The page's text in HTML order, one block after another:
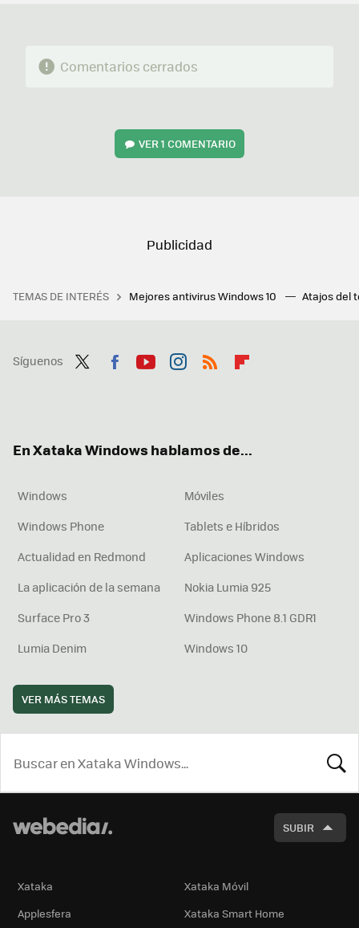
Comentarios cerrados
VER1 COMENTARIO
TEMAS DE INTERÉS Mejores antivirus Windows 10 Atajos del
Síguenos
En Xataka Windows hablamos de...
Windows
Móviles
Windows Phone
Tablets e Híbridos
Actualidad en Redmond
Aplicaciones Windows
La aplicación de la semana
Nokia Lumia 925
Surface Pro 3
Windows Phone 8.1 GDR1
Lumia Denim
Windows 10
VER MÁS TEMAS
SUBIR
Xataka
Xataka Móvil
Applesfera
Xataka Smart Home